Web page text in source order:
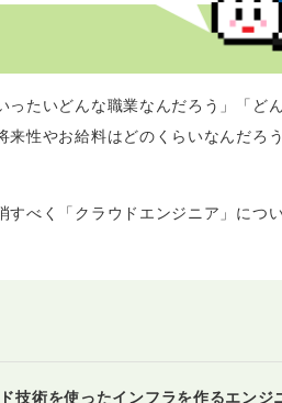
たいどんな職業なんだろう」「ど
性やお給料はどのくらいなんだろ
べく「クラウドエンジニア」につ
技術を使ったインフラを作るエンジ